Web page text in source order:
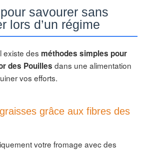
savourer sans
lors d’un régime
existe des méthodes simples pour
des Pouilles dans une alimentation
vos efforts.
grâce aux fibres des
votre fromage avec des